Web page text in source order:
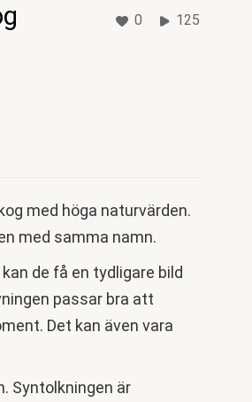
0 125
med höga naturvärden.
med samma namn.
de få en tydligare bild
passar bra att
Det kan även vara
Syntolkningen är